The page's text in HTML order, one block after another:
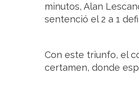
minutos, Alan
sentenció el 2 a 1
Con este triunfo, el
certamen, donde